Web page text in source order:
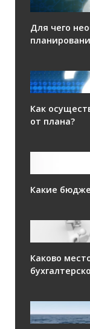
Для чего
Как
от плана?
Какие
Каково